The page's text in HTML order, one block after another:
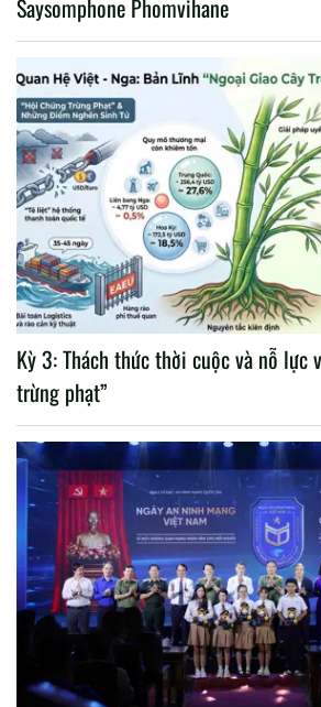
Saysomphone Phomvihane
Kỳ 3: Thách thức thời cuộc và nỗ lực
trừng phạt”